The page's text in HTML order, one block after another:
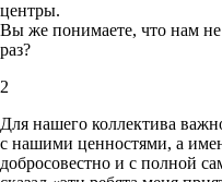
центры.
Вы же понимаете, что нам
раз?
2
Для нашего коллектива
с нашими ценностями, а
добросовестно и с полной